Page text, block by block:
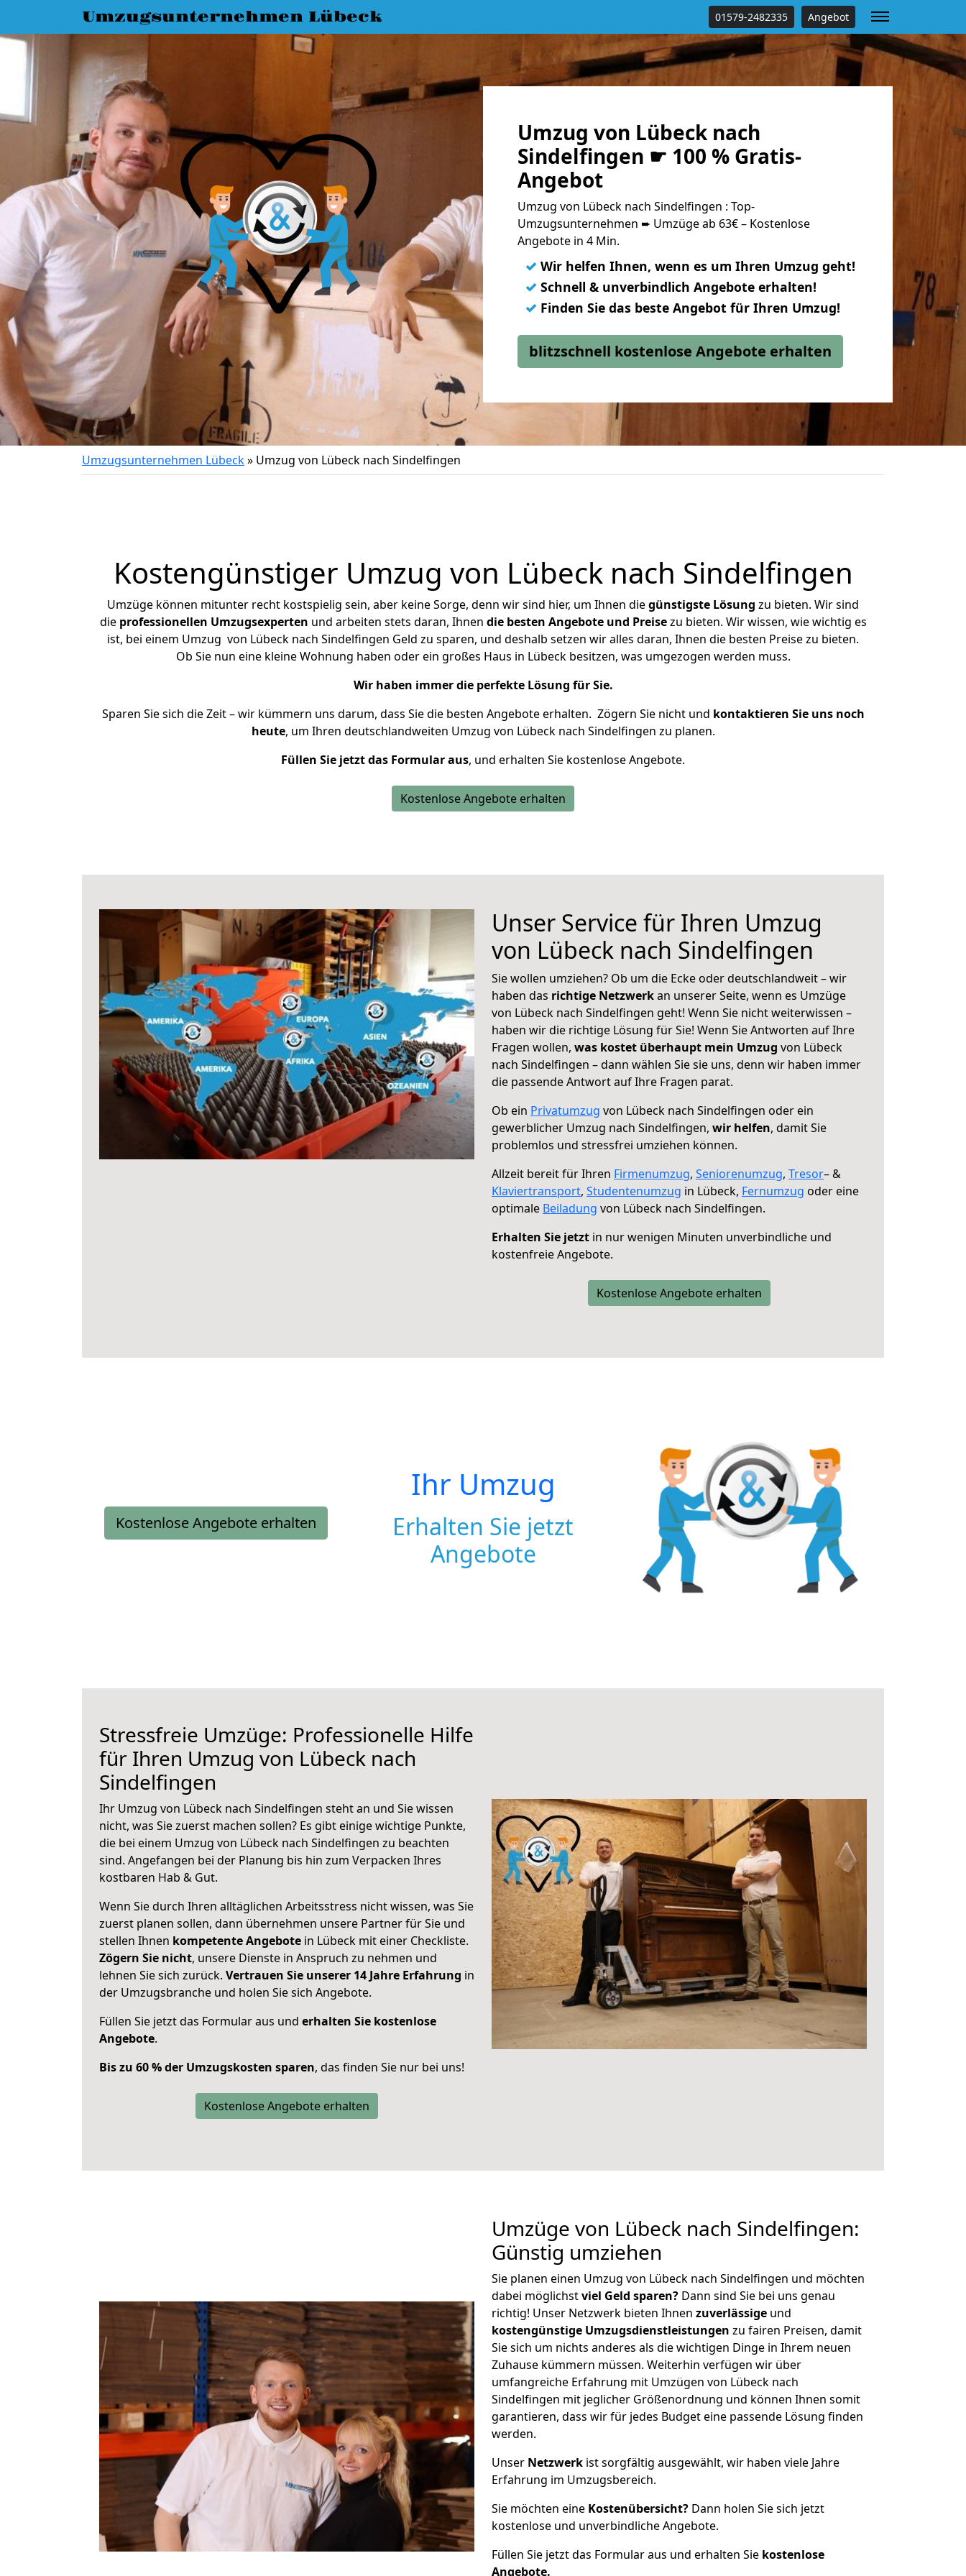
Umzugsunternehmen Lübeck 01579-2482335 Angebot
Umzug von Lübeck nach
Sindelfingen ☛ 100 % Gratis-
Angebot
Umzug von Lübeck nach Sindelfingen : Top-
Umzugsunternehmen ➨ Umzüge ab 63€ – Kostenlose
Angebote in 4 Min.
✓ Wir helfen Ihnen, wenn es um Ihren Umzug geht!
✓ Schnell & unverbindlich Angebote erhalten!
✓ Finden Sie das beste Angebot für Ihren Umzug!
blitzschnell kostenlose Angebote erhalten
Umzugsunternehmen Lübeck» Umzug von Lübeck nach Sindelfingen
Kostengünstiger Umzug von Lübeck nach Sindelfingen
Umzüge können mitunter recht kostspielig sein, aber keine Sorge, denn wir sind hier, um Ihnen diegünstigste Lösung zu bieten. Wir sind
die professionellen Umzugsexperten und arbeiten stets daran, Ihnen die besten Angebote und Preisezu bieten. Wir wissen, wie wichtig es
ist, bei einem Umzug von Lübeck nach Sindelfingen Geld zu sparen, und deshalb setzen wir alles daran, Ihnen die besten Preise zu bieten.
Ob Sie nun eine kleine Wohnung haben oder ein großes Haus in Lübeck besitzen, was umgezogen werden muss.
Wir haben immer die perfekte Lösung für Sie.
Sparen Sie sich die Zeit – wir kümmern uns darum, dass Sie die besten Angebote erhalten. Zögern Sie nicht und kontaktieren Sie uns noch
heute, um Ihren deutschlandweiten Umzug von Lübeck nach Sindelfingen zu planen.
Füllen Sie jetzt das Formular aus, und erhalten Sie kostenlose Angebote.
Kostenlose Angebote erhalten
Unser Service für Ihren Umzug
von Lübeck nach Sindelfingen
Sie wollen umziehen? Ob um die Ecke oder deutschlandweit – wir
haben das richtige Netzwerkan unserer Seite, wenn es Umzüge
von Lübeck nach Sindelfingen geht! Wenn Sie nicht weiterwissen –
haben wir die richtige Lösung für Sie! Wenn Sie Antworten auf Ihre
Fragen wollen, was kostet überhaupt mein Umzug von Lübeck
nach Sindelfingen – dann wählen Sie sie uns, denn wir haben immer
die passende Antwort auf Ihre Fragen parat.
Ob ein Privatumzug von Lübeck nach Sindelfingen oder ein
gewerblicher Umzug nach Sindelfingen, wir helfen, damit Sie
problemlos und stressfrei umziehen können.
Allzeit bereit für Ihren Firmenumzug, Seniorenumzug, Tresor– &
Klaviertransport, Studentenumzug in Lübeck, Fernumzug oder eine
optimale Beiladung von Lübeck nach Sindelfingen.
Erhalten Sie jetzt in nur wenigen Minuten unverbindliche und
kostenfreie Angebote.
Kostenlose Angebote erhalten
Kostenlose Angebote erhalten
Ihr Umzug
Erhalten Sie jetzt
Angebote
Stressfreie Umzüge: Professionelle Hilfe
für Ihren Umzug von Lübeck nach
Sindelfingen
Ihr Umzug von Lübeck nach Sindelfingen steht an und Sie wissen
nicht, was Sie zuerst machen sollen? Es gibt einige wichtige Punkte,
die bei einem Umzug von Lübeck nach Sindelfingen zu beachten
sind. Angefangen bei der Planung bis hin zum Verpacken Ihres
kostbaren Hab & Gut.
Wenn Sie durch Ihren alltäglichen Arbeitsstress nicht wissen, was Sie
zuerst planen sollen, dann übernehmen unsere Partner für Sie und
stellen Ihnen kompetente Angebote in Lübeck mit einer Checkliste.
Zögern Sie nicht, unsere Dienste in Anspruch zu nehmen und
lehnen Sie sich zurück. Vertrauen Sie unserer 14 Jahre Erfahrung in
der Umzugsbranche und holen Sie sich Angebote.
Füllen Sie jetzt das Formular aus und erhalten Sie kostenlose
Angebote.
Bis zu 60 % der Umzugskosten sparen, das finden Sie nur bei uns!
Kostenlose Angebote erhalten
Umzüge von Lübeck nach Sindelfingen:
Günstig umziehen
Sie planen einen Umzug von Lübeck nach Sindelfingen und möchten
dabei möglichstviel Geld sparen? Dann sind Sie bei uns genau
richtig! Unser Netzwerk bieten Ihnen zuverlässige und
kostengünstige Umzugsdienstleistungen zu fairen Preisen, damit
Sie sich um nichts anderes als die wichtigen Dinge in Ihrem neuen
Zuhause kümmern müssen. Weiterhin verfügen wir über
umfangreiche Erfahrung mit Umzügen von Lübeck nach
Sindelfingen mit jeglicher Größenordnung und können Ihnen somit
garantieren, dass wir für jedes Budget eine passende Lösung finden
werden.
Unser Netzwerk ist sorgfältig ausgewählt, wir haben viele Jahre
Erfahrung im Umzugsbereich.
Sie möchten eine Kostenübersicht? Dann holen Sie sich jetzt
kostenlose und unverbindliche Angebote.
Füllen Sie jetzt das Formular aus und erhalten Sie kostenlose
Angebote.